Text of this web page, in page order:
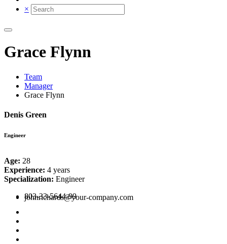
×
Grace Flynn
Team
Manager
Grace Flynn
Denis Green
Engineer
Age: 28
Experience: 4 years
Specialization: Engineer
803-33-5644-99
johnrichards@your-company.com